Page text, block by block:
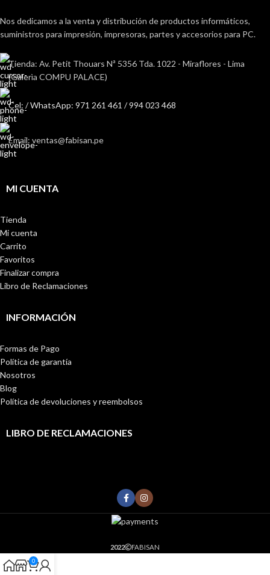
Nos dedicamos a la venta y distribución de productos informáticos,
suministros para impresión, impresoras, partes y accesorios para PC.
Tienda: Av. Petit Thouars Nª 5356 Tda. 1022 - Miraflores - Lima
(Galerìa COMPU PALACE)
Cel: / WhatsApp: 971 261 461 / 994 023 468
Email: ventas@fabisan.pe
MI CUENTA
Tienda
Mi cuenta
Carrito
Favoritos
Finalizar compra
Libro de Reclamaciones
INFORMACIÓN
Formas de Pago
Política de garantía
Nosotros
Blog
Política de devoluciones y reembolsos
LIBRO DE RECLAMACIONES
2022 FABISAN
0